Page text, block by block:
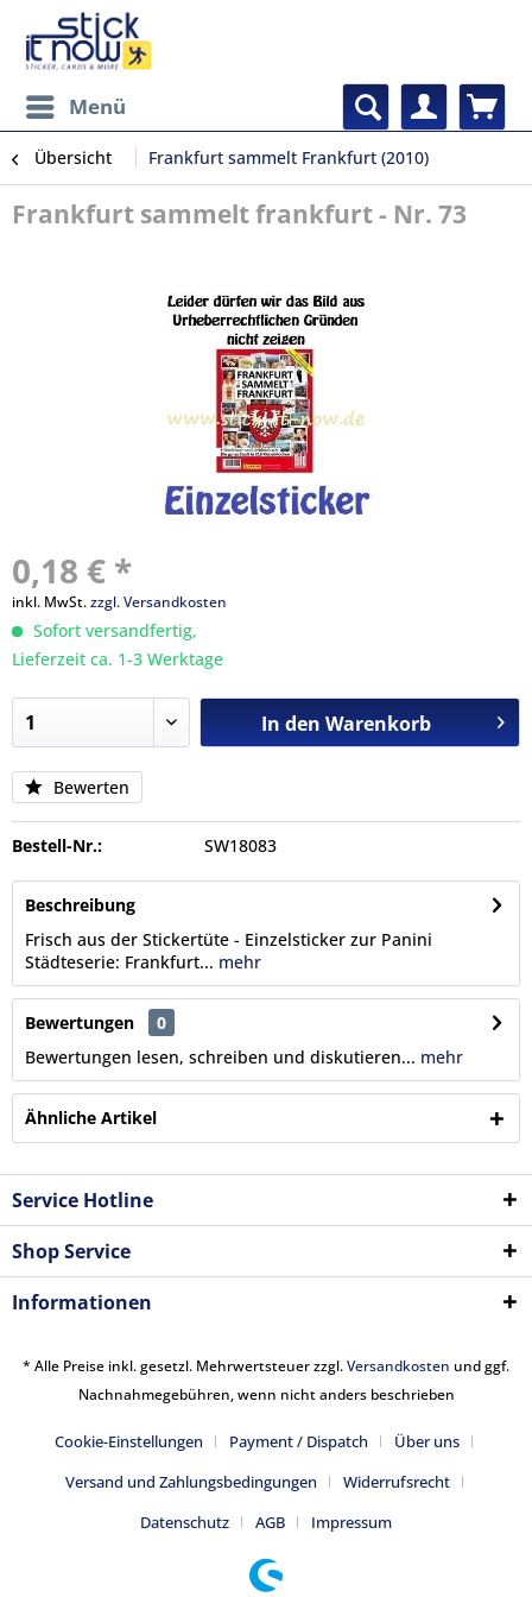
Menü
Übersicht Frankfurt sammelt Frankfurt (2010)
Frankfurt sammelt frankfurt - Nr. 73
0,18 € *
inkl. MwSt.zzgl. Versandkosten
Sofort versandfertig,
Lieferzeit ca. 1-3 Werktage
In den Warenkorb
Bewerten
Bestell-Nr.: SW18083
Beschreibung
Frisch aus der Stickertüte - Einzelsticker zur Panini
Städteserie: Frankfurt... mehr
Bewertungen
0
Bewertungen lesen, schreiben und diskutieren... mehr
Ähnliche Artikel
Service Hotline
Shop Service
Informationen
* Alle Preise inkl. gesetzl. Mehrwertsteuer zzgl.Versandkosten und ggf.
Nachnahmegebühren, wenn nicht anders beschrieben
Cookie-Einstellungen Payment / Dispatch
Über uns
Versand und Zahlungsbedingungen
Widerrufsrecht
Datenschutz
AGB Impressum